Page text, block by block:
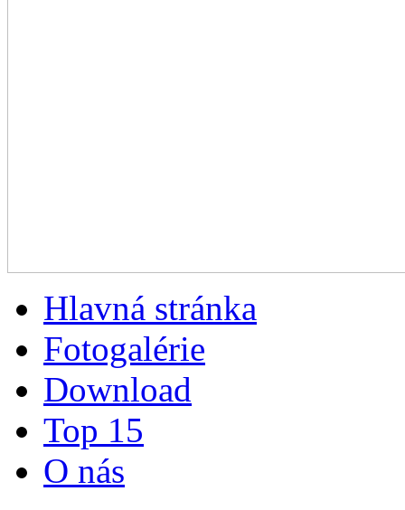
Hlavná stránka
Fotogalérie
Download
Top 15
O nás